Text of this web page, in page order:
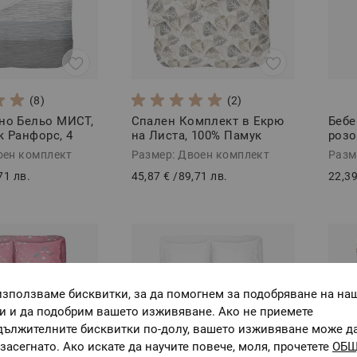
(8)
Бельо МИСТ,
Ранфорс, 4
комплект
лв.
(2)
Спален Комплект в Екрю
на Листа, 100% Памук
Ранфорс, 4 части,
ЕЛИЗАБЕТ
Размер: Двоен комплект
45,87 € /89,71 лв.
бисквитки, за да помогнем за подобряване на
и да подобрим вашето изживяване. Ако не приемете
бисквитки по-долу, вашето изживяване може
Ако искате да научите повече, моля, прочетете